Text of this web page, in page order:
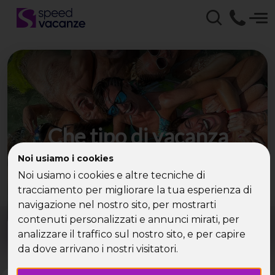
Noi usiamo i cookies
Noi usiamo i cookies e altre tecniche di
tracciamento per migliorare la tua esperienza di
navigazione nel nostro sito, per mostrarti
contenuti personalizzati e annunci mirati, per
analizzare il traffico sul nostro sito, e per capire
da dove arrivano i nostri visitatori.
Che tipo di vacanza
cerchi?
Scegli la tua destinazione tra le diverse proposte
di Speed Vacanze®
Dove? Quando?
Tutto l'anno